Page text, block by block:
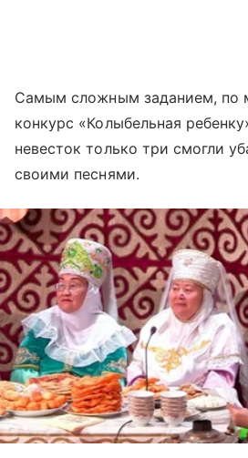
Самым сложным заданием, по
конкурс «Колыбельная
невесток только три смогли
своими песнями.